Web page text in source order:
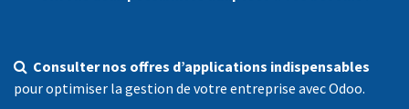
Consulter nos offres d’applications indispensables
pour optimiser la gestion de votre entreprise avec Odoo.